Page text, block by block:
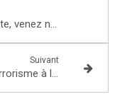
Toujours à votre écoute, venez nous rencontrer à ma permanence !
Suivant
Hommage aux victimes du terrorisme à l'Ecole des Officiers de la Gendarmerie Nationale à Melun !